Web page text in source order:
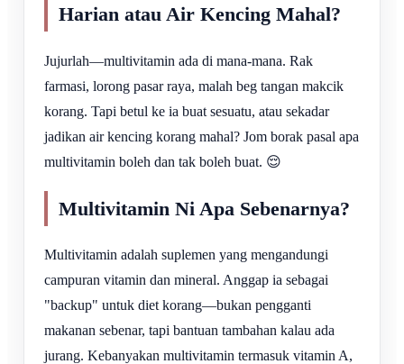
Harian atau Air Kencing Mahal?
Jujurlah—multivitamin ada di mana-mana. Rak
farmasi, lorong pasar raya, malah beg tangan makcik
korang. Tapi betul ke ia buat sesuatu, atau sekadar
jadikan air kencing korang mahal? Jom borak pasal apa
multivitamin boleh dan tak boleh buat. 😌
Multivitamin Ni Apa Sebenarnya?
Multivitamin adalah suplemen yang mengandungi
campuran vitamin dan mineral. Anggap ia sebagai
"backup" untuk diet korang—bukan pengganti
makanan sebenar, tapi bantuan tambahan kalau ada
jurang. Kebanyakan multivitamin termasuk vitamin A,